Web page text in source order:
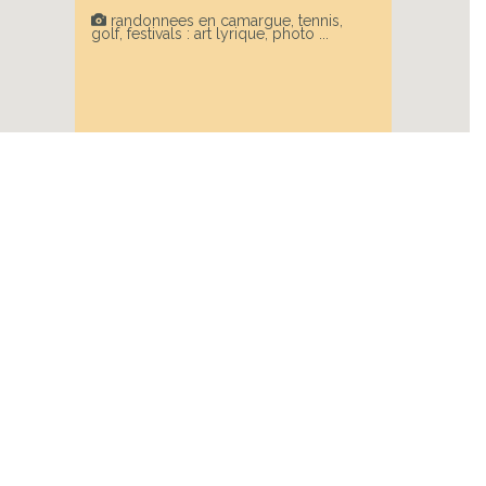
randonnees en camargue, tennis,
golf, festivals : art lyrique, photo ...